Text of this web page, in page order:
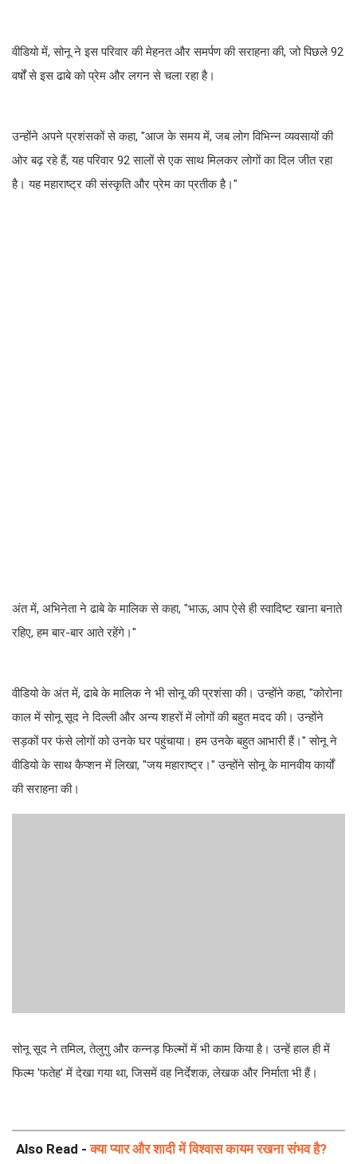
वीडियो में, सोनू ने इस परिवार की मेहनत और समर्पण की सराहना की, जो पिछले 92
वर्षों से इस ढाबे को प्रेम और लगन से चला रहा है।
उन्होंने अपने प्रशंसकों से कहा, "आज के समय में, जब लोग विभिन्न व्यवसायों की
ओर बढ़ रहे हैं, यह परिवार 92 सालों से एक साथ मिलकर लोगों का दिल जीत रहा
है। यह महाराष्ट्र की संस्कृति और प्रेम का प्रतीक है।"
अंत में, अभिनेता ने ढाबे के मालिक से कहा, "भाऊ, आप ऐसे ही स्वादिष्ट खाना बनाते
रहिए, हम बार-बार आते रहेंगे।"
वीडियो के अंत में, ढाबे के मालिक ने भी सोनू की प्रशंसा की। उन्होंने कहा, "कोरोना
काल में सोनू सूद ने दिल्ली और अन्य शहरों में लोगों की बहुत मदद की। उन्होंने
सड़कों पर फंसे लोगों को उनके घर पहुंचाया। हम उनके बहुत आभारी हैं।" सोनू ने
वीडियो के साथ कैप्शन में लिखा, "जय महाराष्ट्र।" उन्होंने सोनू के मानवीय कार्यों
की सराहना की।
सोनू सूद ने तमिल, तेलुगु और कन्नड़ फिल्मों में भी काम किया है। उन्हें हाल ही में
फिल्म 'फतेह' में देखा गया था, जिसमें वह निर्देशक, लेखक और निर्माता भी हैं।
Also Read -क्या प्यार और शादी में विश्वास कायम रखना संभव है?